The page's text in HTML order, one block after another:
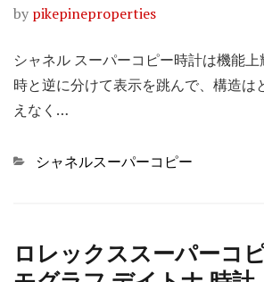
by pikepineproperties
シャネル スーパーコピー時計は機能
時と逆に分けて表示を跳んで、構造は
えなく…
Categories
シャネルスーパーコピー
ロレックススーパーコ